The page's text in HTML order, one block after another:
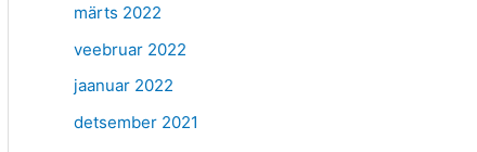
märts 2022
veebruar 2022
jaanuar 2022
detsember 2021